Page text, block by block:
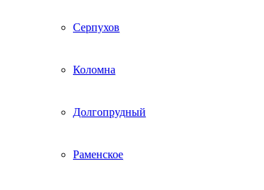
Серпухов
Коломна
Долгопрудный
Раменское